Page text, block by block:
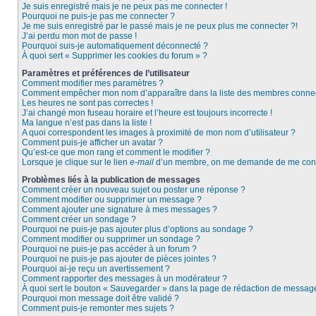
Je suis enregistré mais je ne peux pas me connecter !
Pourquoi ne puis-je pas me connecter ?
Je me suis enregistré par le passé mais je ne peux plus me connecter ?!
J’ai perdu mon mot de passe !
Pourquoi suis-je automatiquement déconnecté ?
À quoi sert « Supprimer les cookies du forum » ?
Paramètres et préférences de l’utilisateur
Comment modifier mes paramètres ?
Comment empêcher mon nom d’apparaître dans la liste des membres
Les heures ne sont pas correctes !
J’ai changé mon fuseau horaire et l’heure est toujours incorrecte !
Ma langue n’est pas dans la liste !
A quoi correspondent les images à proximité de mon nom d’utilisateur ?
Comment puis-je afficher un avatar ?
Qu’est-ce que mon rang et comment le modifier ?
Lorsque je clique sur le lien e-mail d’un membre, on me demande de me
Problèmes liés à la publication de messages
Comment créer un nouveau sujet ou poster une réponse ?
Comment modifier ou supprimer un message ?
Comment ajouter une signature à mes messages ?
Comment créer un sondage ?
Pourquoi ne puis-je pas ajouter plus d’options au sondage ?
Comment modifier ou supprimer un sondage ?
Pourquoi ne puis-je pas accéder à un forum ?
Pourquoi ne puis-je pas ajouter de pièces jointes ?
Pourquoi ai-je reçu un avertissement ?
Comment rapporter des messages à un modérateur ?
À quoi sert le bouton « Sauvegarder » dans la page de rédaction de
Pourquoi mon message doit être validé ?
Comment puis-je remonter mes sujets ?